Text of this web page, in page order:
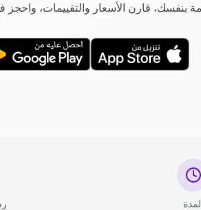
بنفسك، قارن الأسعار والتقييمات،